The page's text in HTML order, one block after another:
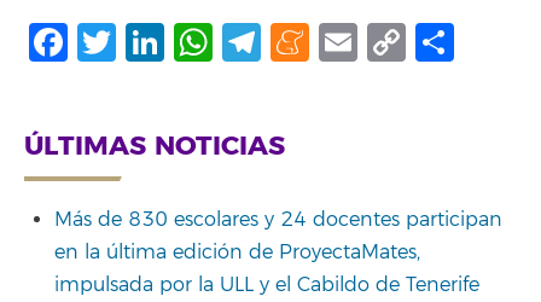
Facebook
Twitter
LinkedIn
WhatsApp
Telegram
Meneame
Email
Copy
ÚLTIMAS NOTICIAS
Más de 830 escolares y 24 docentes participan
en la última edición de ProyectaMates,
impulsada por la ULL y el Cabildo de Tenerife